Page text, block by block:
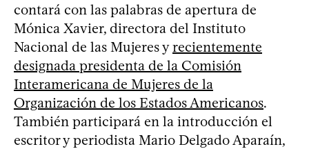
contará con las palabras de apertura de
Mónica Xavier, directora del Instituto
Nacional de las Mujeres yrecientemente
designada presidenta de la Comisión
Interamericana de Mujeres de la
Organización de los Estados Americanos.
También participará en la introducción el
escritor y periodista Mario Delgado Aparaín,